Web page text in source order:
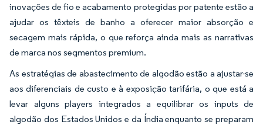
inovações de fio e acabamento protegidas por patente estão a
ajudar os têxteis de banho a oferecer maior absorção e
secagem mais rápida, o que reforça ainda mais as narrativas
de marca nos segmentos premium.
As estratégias de abastecimento de algodão estão a ajustar-se
aos diferenciais de custo e à exposição tarifária, o que está a
levar alguns players integrados a equilibrar os inputs de
algodão dos Estados Unidos e da Índia enquanto se preparam